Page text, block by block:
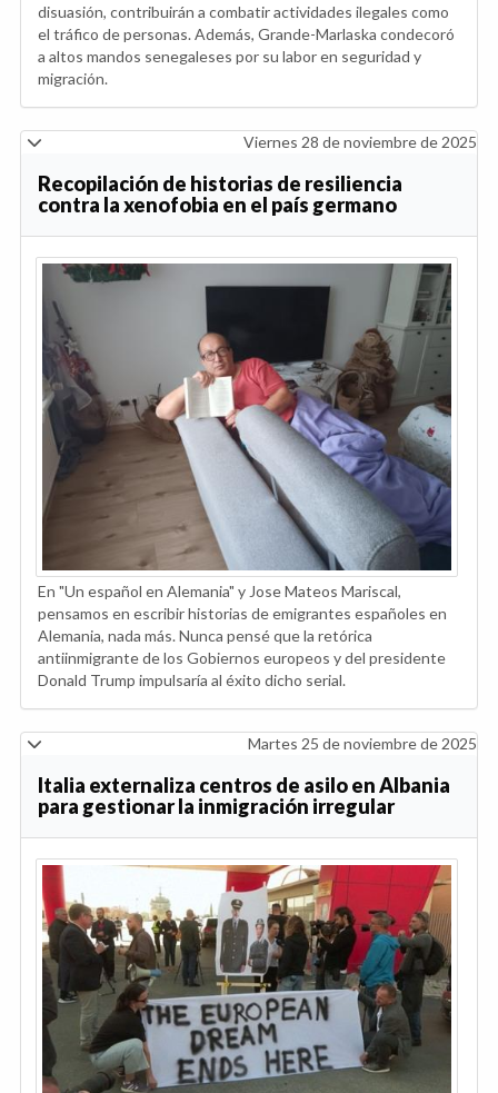
disuasión, contribuirán a combatir actividades ilegales como
el tráfico de personas. Además, Grande-Marlaska condecoró
a altos mandos senegaleses por su labor en seguridad y
migración.
Viernes 28 de noviembre de 2025
Recopilación de historias de resiliencia
contra la xenofobia en el país germano
En "Un español en Alemania" y Jose Mateos Mariscal,
pensamos en escribir historias de emigrantes españoles en
Alemania, nada más. Nunca pensé que la retórica
antiinmigrante de los Gobiernos europeos y del presidente
Donald Trump impulsaría al éxito dicho serial.
Martes 25 de noviembre de 2025
Italia externaliza centros de asilo en Albania
para gestionar la inmigración irregular